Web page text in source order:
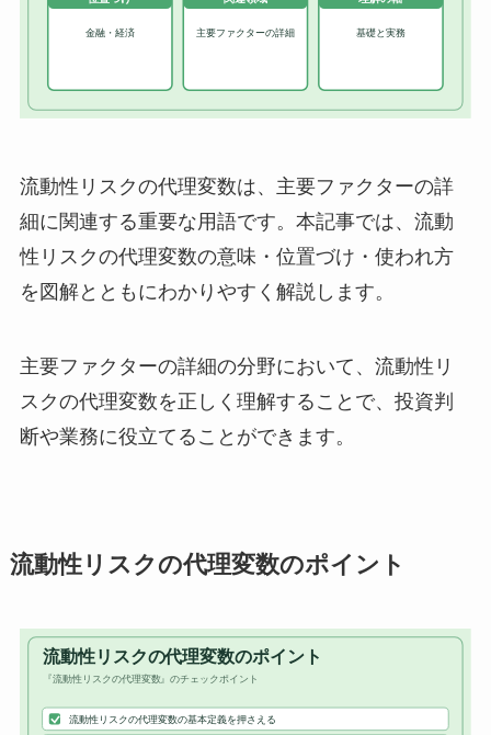
流動性リスクの代理変数は、主要ファクターの詳
細に関連する重要な用語です。本記事では、流動
性リスクの代理変数の意味・位置づけ・使われ方
を図解とともにわかりやすく解説します。
主要ファクターの詳細の分野において、流動性リ
スクの代理変数を正しく理解することで、投資判
断や業務に役立てることができます。
流動性リスクの代理変数のポイント